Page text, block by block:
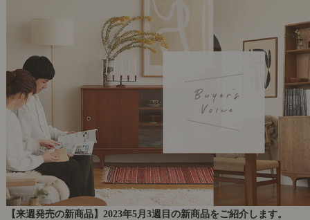
【来週発売の新商品】2023年5月3週目の新商品をご紹介します。